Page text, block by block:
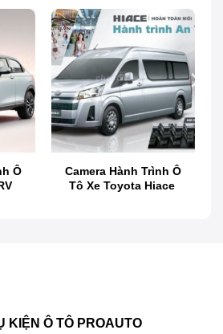
là gì?
Ô
Camera Hành Trình Ô
Tô Xe Toyota Hiace
KIỆN Ô TÔ PROAUTO